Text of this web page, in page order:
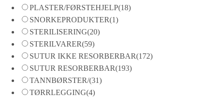
PLASTER/FØRSTEHJELP(18)
SNORKEPRODUKTER(1)
STERILISERING(20)
STERILVARER(59)
SUTUR IKKE RESORBERBAR(172)
SUTUR RESORBERBAR(193)
TANNBØRSTER/(31)
TØRRLEGGING(4)